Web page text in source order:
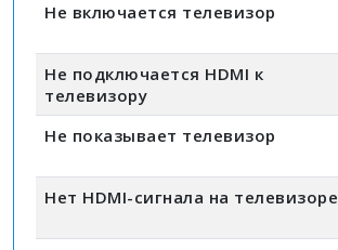
Не включается телевизор
Не подключается HDMI к
телевизору
Не показывает телевизор
Нет HDMI-сигнала на телевизоре